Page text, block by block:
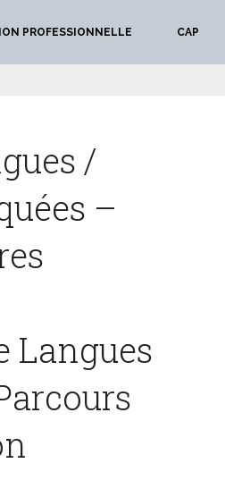
PROFESSIONNELLE CAP
/
–
Langues